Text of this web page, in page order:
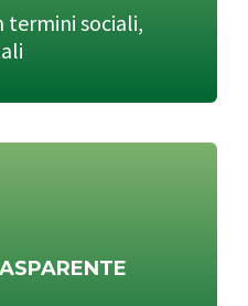
termini sociali,